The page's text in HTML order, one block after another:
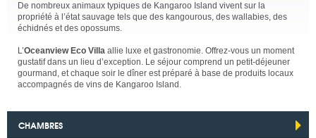
De nombreux animaux typiques de Kangaroo Island vivent sur la
propriété à l’état sauvage tels que des kangourous, des wallabies, des
échidnés et des opossums.
L’Oceanview Eco Villa allie luxe et gastronomie. Offrez-vous un moment
gustatif dans un lieu d’exception. Le séjour comprend un petit-déjeuner
gourmand, et chaque soir le dîner est préparé à base de produits locaux
accompagnés de vins de Kangaroo Island.
CHAMBRES